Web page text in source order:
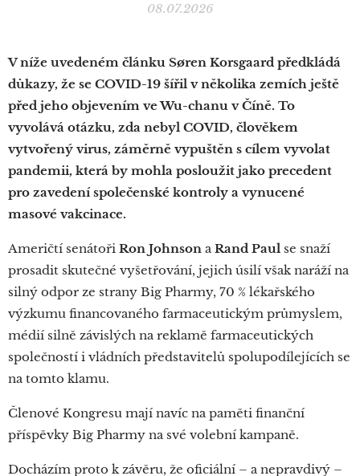
08.07.2026
V níže uvedeném článku Søren Korsgaard předkládá
důkazy, že se COVID-19 šířil v několika zemích ještě
před jeho objevením ve Wu-chanu v Číně. To
vyvolává otázku, zda nebyl COVID, člověkem
vytvořený virus, záměrně vypuštěn s cílem vyvolat
pandemii, která by mohla posloužit jako precedent
pro zavedení společenské kontroly a vynucené
masové vakcinace.
Američtí senátoři Ron Johnson aRand Paul se snaží
prosadit skutečné vyšetřování, jejich úsilí však naráží na
silný odpor ze strany Big Pharmy, 70 % lékařského
výzkumu financovaného farmaceutickým průmyslem,
médií silně závislých na reklamě farmaceutických
společností i vládních představitelů spolupodílejících se
na tomto klamu.
Členové Kongresu mají navíc na paměti finanční
příspěvky Big Pharmy na své volební kampaně.
Docházím proto k závěru, že oficiální – a nepravdivý –